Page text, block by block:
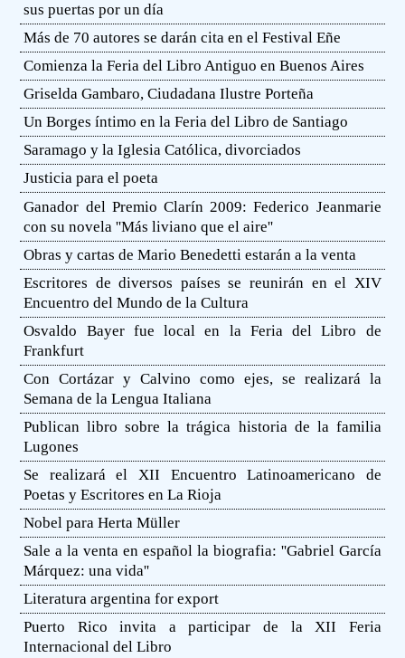
sus puertas por un día
Más de 70 autores se darán cita en el Festival Eñe
Comienza la Feria del Libro Antiguo en Buenos Aires
Griselda Gambaro, Ciudadana Ilustre Porteña
Un Borges íntimo en la Feria del Libro de Santiago
Saramago y la Iglesia Católica, divorciados
Justicia para el poeta
Ganador del Premio Clarín 2009: Federico Jeanmarie
con su novela ''Más liviano que el aire''
Obras y cartas de Mario Benedetti estarán a la venta
Escritores de diversos países se reunirán en el XIV
Encuentro del Mundo de la Cultura
Osvaldo Bayer fue local en la Feria del Libro de
Frankfurt
Con Cortázar y Calvino como ejes, se realizará la
Semana de la Lengua Italiana
Publican libro sobre la trágica historia de la familia
Lugones
Se realizará el XII Encuentro Latinoamericano de
Poetas y Escritores en La Rioja
Nobel para Herta Müller
Sale a la venta en español la biografia: ''Gabriel García
Márquez: una vida''
Literatura argentina for export
Puerto Rico invita a participar de la XII Feria
Internacional del Libro